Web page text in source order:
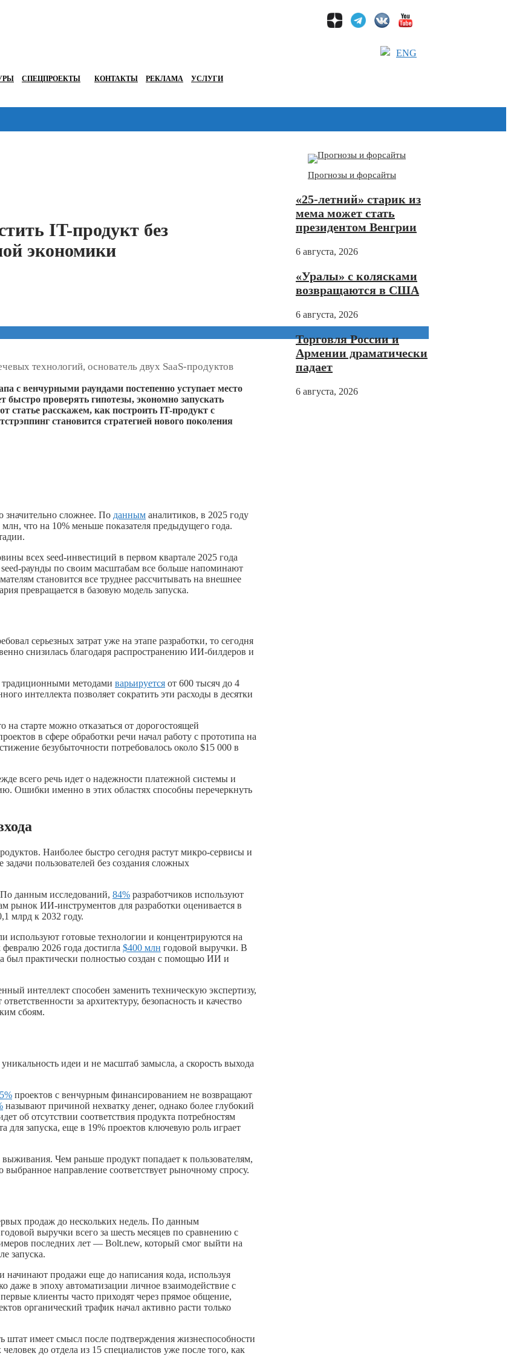
ENG
СПЕЦПРОЕКТЫ КОНТАКТЫ РЕКЛАМА УСЛУГИ
IT-продукт без
экономики
технологий, основатель двух SaaS-продуктов
с венчурными раундами постепенно уступает место
проверять гипотезы, экономно запускать
расскажем, как построить IT-продукт с
становится стратегией нового поколения
значительно сложнее. По данным аналитиков, в 2025 году
что на 10% меньше показателя предыдущего года.
всех seed-инвестиций в первом квартале 2025 года
раунды по своим масштабам все больше напоминают
становится все труднее рассчитывать на внешнее
превращается в базовую модель запуска.
серьезных затрат уже на этапе разработки, то сегодня
снизилась благодаря распространению ИИ-билдеров и
традиционными методами варьируется от 600 тысяч до 4
интеллекта позволяет сократить эти расходы в десятки
старте можно отказаться от дорогостоящей
в сфере обработки речи начал работу с прототипа на
безубыточности потребовалось около $15 000 в
всего речь идет о надежности платежной системы и
Ошибки именно в этих областях способны перечеркнуть
Наиболее быстро сегодня растут микро-сервисы и
пользователей без создания сложных
данным исследований, 84% разработчиков используют
рынок ИИ-инструментов для разработки оценивается в
млрд к 2032 году.
используют готовые технологии и концентрируются на
2026 года достигла $400 млн годовой выручки. В
был практически полностью создан с помощью ИИ и
интеллект способен заменить техническую экспертизу,
за архитектуру, безопасность и качество
сбоям.
идеи и не масштаб замысла, а скорость выхода
проектов с венчурным финансированием не возвращают
называют причиной нехватку денег, однако более глубокий
об отсутствии соответствия продукта потребностям
запуска, еще в 19% проектов ключевую роль играет
Чем раньше продукт попадает к пользователям,
направление соответствует рыночному спросу.
продаж до нескольких недель. По данным
выручки всего за шесть месяцев по сравнению с
последних лет — Bolt.new, который смог выйти на
запуска.
продажи еще до написания кода, используя
в эпоху автоматизации личное взаимодействие с
клиенты часто приходят через прямое общение,
органический трафик начал активно расти только
имеет смысл после подтверждения жизнеспособности
до отдела из 15 специалистов уже после того, как
Прогнозы и форсайты
«25-летний» старик из
мема может стать
президентом Венгрии
6 августа, 2026
«Уралы» с колясками
возвращаются в США
6 августа, 2026
Торговля России и
Армении драматически
падает
6 августа, 2026